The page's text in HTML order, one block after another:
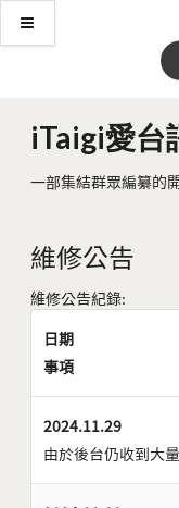
iTaigi愛台
一部集結群眾編纂的
維修公告
維修公告紀錄:
日期
事項
2024.11.29
由於後台仍收到大